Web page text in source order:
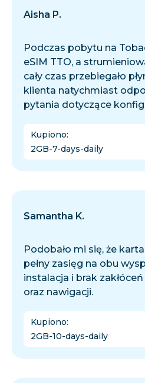
Aisha P.
Podczas pobytu na
eSIM TTO, a
cały czas przebiegało
klienta natychmiast
pytania dotyczące
Kupiono:
2GB-7-days-daily
Samantha K.
Podobało mi się, że
pełny zasięg na obu
instalacja i brak
oraz nawigacji.
Kupiono:
2GB-10-days-daily